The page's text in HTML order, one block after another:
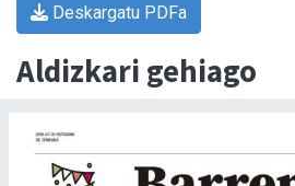
Deskargatu PDFa
Aldizkari gehiago